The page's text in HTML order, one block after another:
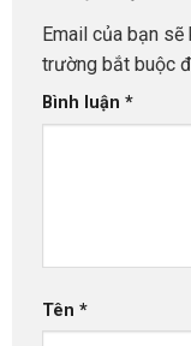
Email của bạn
trường bắt buộc
Bình luận *
Tên *